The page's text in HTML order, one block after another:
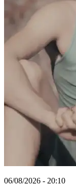
06/08/2026 - 20:10